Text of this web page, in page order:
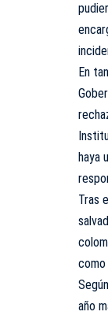
En
haya
Tras
como
año